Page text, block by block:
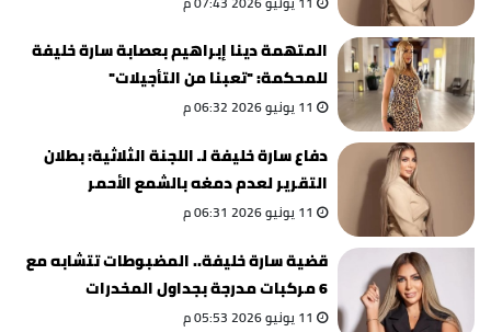
المتهمة دينا إبراهيم بعصابة سارة خليفة
للمحكمة: "تعبنا من التأجيلات"
11 يونيو 2026 06:32 م
دفاع سارة خليفة لـ اللجنة الثلاثية: بطلان
التقرير لعدم دمغه بالشمع الأحمر
11 يونيو 2026 06:31 م
قضية سارة خليفة.. المضبوطات تتشابه مع
6 مركبات مدرجة بجداول المخدرات
11 يونيو 2026 05:53 م